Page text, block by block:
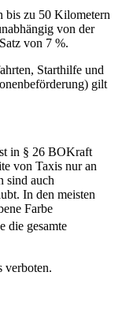
bis zu 50 Kilometern
von der
von 7 %.
Starthilfe und
gilt
in § 26 BOKraft
von Taxis nur an
sind auch
In den meisten
Farbe
die gesamte
verboten.